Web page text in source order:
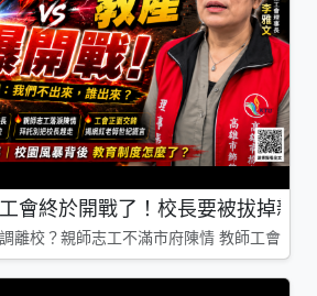
會終於開戰了！校長要被拔掉親
離校？親師志工不滿市府陳情 教師工會槓